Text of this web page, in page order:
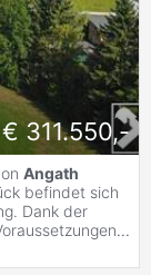
€ 311.550,-
Angath
befindet sich
Dank der
...